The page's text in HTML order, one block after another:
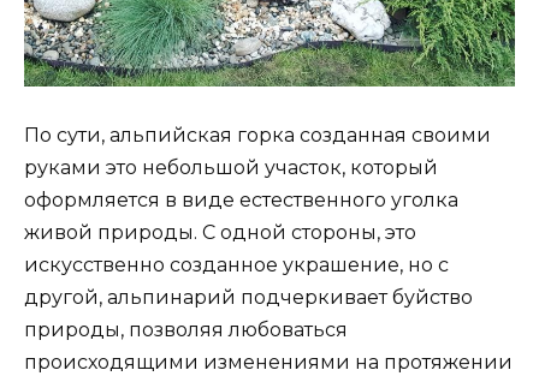
По сути, альпийская горка созданная своими
руками это небольшой участок, который
оформляется в виде естественного уголка
живой природы. С одной стороны, это
искусственно созданное украшение, но с
другой, альпинарий подчеркивает буйство
природы, позволяя любоваться
происходящими изменениями на протяжении